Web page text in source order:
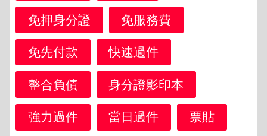
免押身分證 免服務費
免先付款 快速過件
整合負債 身分證影印本
強力過件 當日過件 票貼